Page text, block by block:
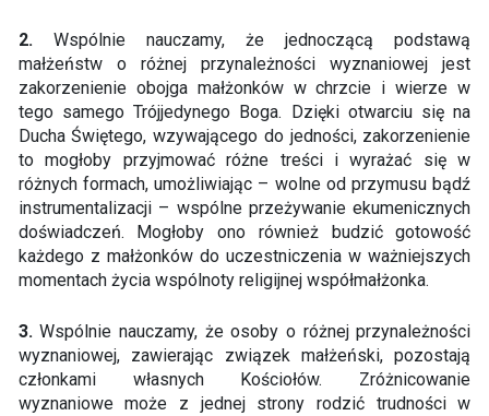
2.Wspólnie nauczamy, że jednoczącą podstawą
małżeństw o różnej przynależności wyznaniowej jest
zakorzenienie obojga małżonków w chrzcie i wierze w
tego samego Trójjedynego Boga. Dzięki otwarciu się na
Ducha Świętego, wzywającego do jedności, zakorzenienie
to mogłoby przyjmować różne treści i wyrażać się w
różnych formach, umożliwiając – wolne od przymusu bądź
instrumentalizacji – wspólne przeżywanie ekumenicznych
doświadczeń. Mogłoby ono również budzić gotowość
każdego z małżonków do uczestniczenia w ważniejszych
momentach życia wspólnoty religijnej współmałżonka.
3.Wspólnie nauczamy, że osoby o różnej przynależności
wyznaniowej, zawierając związek małżeński, pozostają
członkami własnych Kościołów. Zróżnicowanie
wyznaniowe może z jednej strony rodzić trudności w